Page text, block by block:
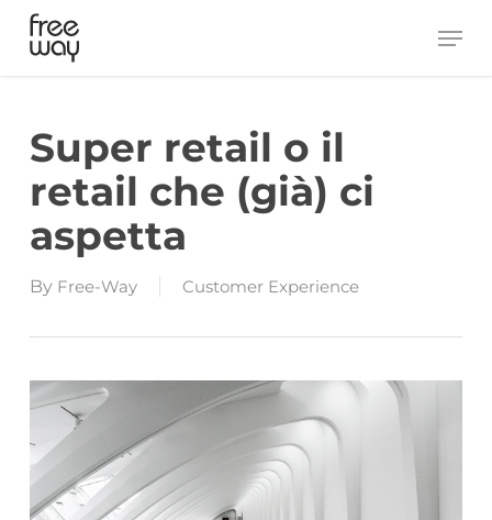
Skip
main
Super retail o il
retail che (già) ci
aspetta
By Free-Way Customer Experience